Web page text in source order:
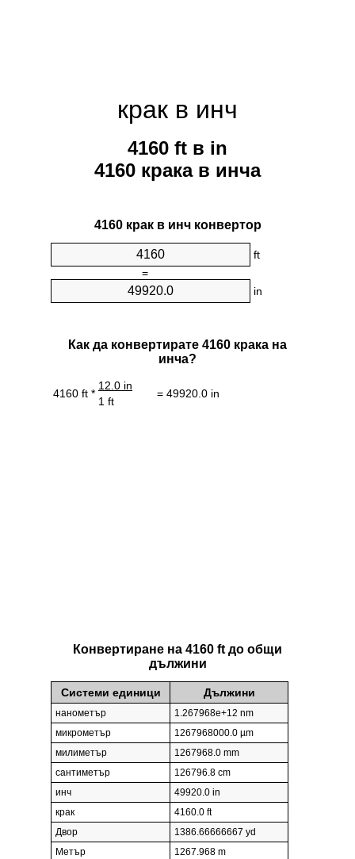
крак в инч
4160 ft в in
4160 крака в инча
4160 крак в инч конвертор
ft
=
in
Как да конвертирате 4160 крака на
инча?
4160 ft *
12.0 in
= 49920.0 in
1 ft
Конвертиране на 4160 ft до общи
дължини
Системи единици Дължини
нанометър
1.267968e+12 nm
микрометър
1267968000.0 µm
милиметър
1267968.0 mm
сантиметър
126796.8 cm
инч
49920.0 in
крак
4160.0 ft
Двор
1386.66666667 yd
Метър
1267.968 m